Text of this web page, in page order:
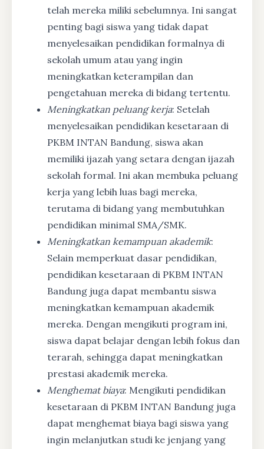
telah mereka miliki sebelumnya. Ini sangat
penting bagi siswa yang tidak dapat
menyelesaikan pendidikan formalnya di
sekolah umum atau yang ingin
meningkatkan keterampilan dan
pengetahuan mereka di bidang tertentu.
Meningkatkan peluang kerja: Setelah
menyelesaikan pendidikan kesetaraan di
PKBM INTAN Bandung, siswa akan
memiliki ijazah yang setara dengan ijazah
sekolah formal. Ini akan membuka peluang
kerja yang lebih luas bagi mereka,
terutama di bidang yang membutuhkan
pendidikan minimal SMA/SMK.
Meningkatkan kemampuan akademik:
Selain memperkuat dasar pendidikan,
pendidikan kesetaraan di PKBM INTAN
Bandung juga dapat membantu siswa
meningkatkan kemampuan akademik
mereka. Dengan mengikuti program ini,
siswa dapat belajar dengan lebih fokus dan
terarah, sehingga dapat meningkatkan
prestasi akademik mereka.
Menghemat biaya: Mengikuti pendidikan
kesetaraan di PKBM INTAN Bandung juga
dapat menghemat biaya bagi siswa yang
ingin melanjutkan studi ke jenjang yang